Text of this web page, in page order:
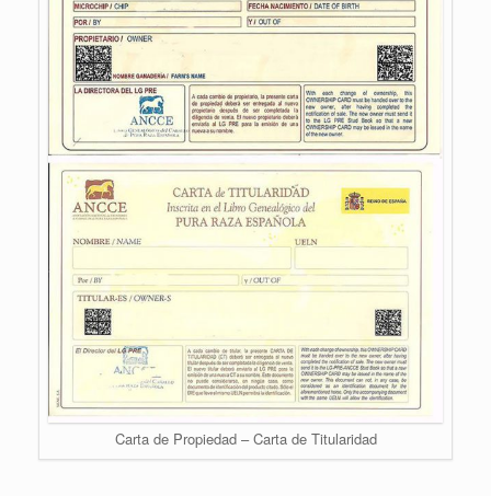
Carta de Propiedad – Carta de Titularidad